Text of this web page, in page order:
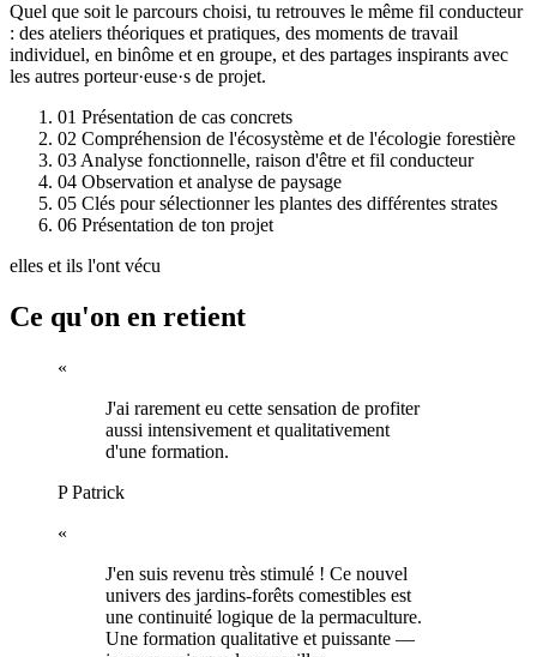
Quel que soit le parcours choisi, tu retrouves le même fil conducteur
: des ateliers théoriques et pratiques, des moments de travail
individuel, en binôme et en groupe, et des partages inspirants avec
les autres porteur·euse·s de projet.
01 Présentation de cas concrets
02 Compréhension de l'écosystème et de l'écologie forestière
03 Analyse fonctionnelle, raison d'être et fil conducteur
04 Observation et analyse de paysage
05 Clés pour sélectionner les plantes des différentes strates
06 Présentation de ton projet
elles et ils l'ont vécu
Ce qu'on en retient
«
J'ai rarement eu cette sensation de profiter
aussi intensivement et qualitativement
d'une formation.
PPatrick
«
J'en suis revenu très stimulé ! Ce nouvel
univers des jardins-forêts comestibles est
une continuité logique de la permaculture.
Une formation qualitative et puissante —